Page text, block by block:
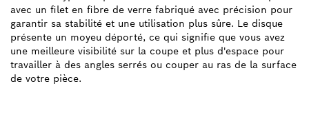
avec un filet en fibre de verre fabriqué avec précision pour
garantir sa stabilité et une utilisation plus sûre. Le disque
présente un moyeu déporté, ce qui signifie que vous avez
une meilleure visibilité sur la coupe et plus d'espace pour
travailler à des angles serrés ou couper au ras de la surface
de votre pièce.